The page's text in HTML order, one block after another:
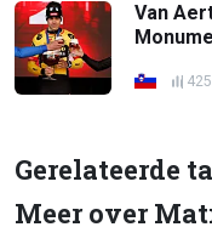
Van
425
Gerelateerde
Meer over